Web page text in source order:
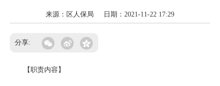
来源：区人保局 日期：2021-11-22 17:29
分享:
【职责内容】